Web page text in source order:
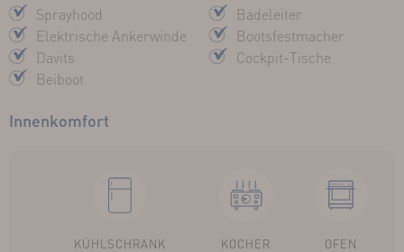
Sprayhood
Elektrische Ankerwinde
Davits
Beiboot
Badeleiter
Bootsfestmacher
Cockpit-Tische
Innenkomfort
KÜHLSCHRANK KOCHER OFEN